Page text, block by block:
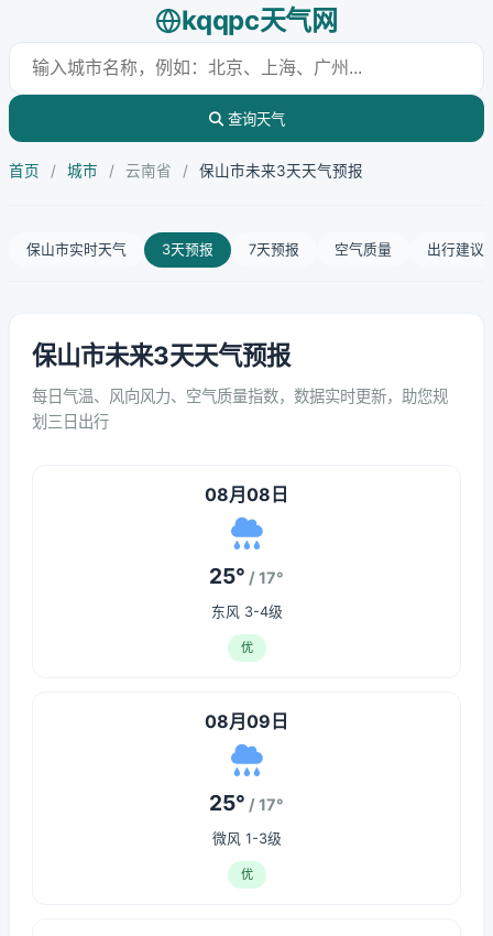
kqqpc天气网
查询天气
首页 / 城市 / 云南省 / 保山市未来3天天气预报
保山市实时天气 3天预报 7天预报 空气质量 出行建议
保山市未来3天天气预报
每日气温、风向风力、空气质量指数，数据实时更新，助您规
划三日出行
08月08日
25° / 17°
东风 3-4级
优
08月09日
25° / 17°
微风 1-3级
优